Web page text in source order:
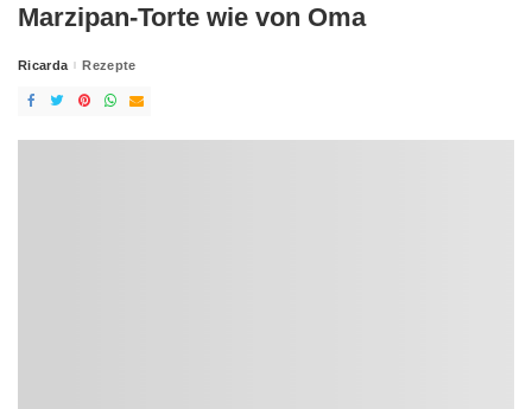
Marzipan-Torte wie von Oma
Posted
Ricarda Rezepte